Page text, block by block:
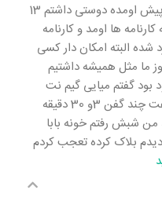
سلام من رجب دوستی برام مشکل پیش اومده دوستی داشتم 13
ها اومد و کارنامه
شده البته امکان دار کسی
ما مثل همیشه داشتیم
بود گفتم میایی گیم نت
اسمش عمران بود گفت اره گفم ساعت چند گفن 3و 30 دقیقه
شبش رفتم خونه بابا
بلاک کرده تعجب کردم